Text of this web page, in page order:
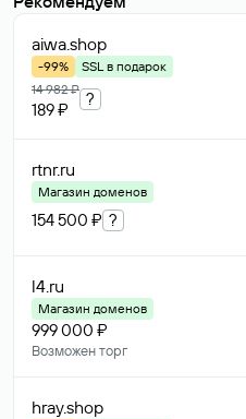
aiwa.shop
-99%
SSL в подарок
14 982 ₽
189 ₽
?
rtnr.ru
Магазин доменов
154 500 ₽ ?
l4.ru
Магазин доменов
999 000 ₽
Возможен торг
hray.shop